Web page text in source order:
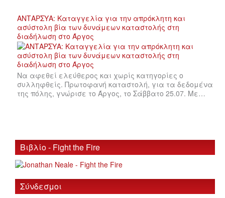
ΑΝΤΑΡΣΥΑ: Καταγγελία για την απρόκλητη και
ασύστολη βία των δυνάμεων καταστολής στη
διαδήλωση στο Άργος
Να αφεθεί ελεύθερος και χωρίς κατηγορίες ο
συλληφθείς. Πρωτοφανή καταστολή, για τα δεδομένα
της πόλης, γνώρισε το Άργος, το Σάββατο 25.07. Με…
Βιβλίο - Fight the Fire
Σύνδεσμοι